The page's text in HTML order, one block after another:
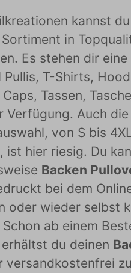
kannst
in
Es stehen dir
Pullis, T-Shirts,
Tassen,
Verfügung. Auch
von S bis
ist hier riesig. Du
Backen
bei dem
oder wieder selbst
ab einem
du deinen
versandkostenfrei